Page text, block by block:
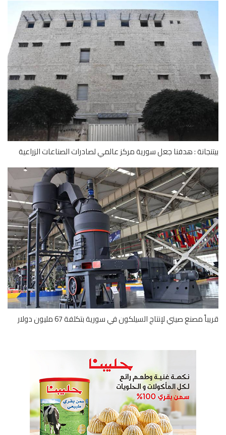
: هدفنا جعل سورية مركز عالمي لصادرات الصناعات الزراعية
مصنع صيني لإنتاج السيلكون في سورية بتكلفة 67 مليون دولار